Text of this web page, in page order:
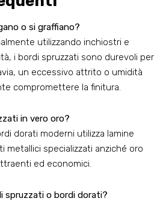
o si graffiano?
utilizzando inchiostri e
i bordi spruzzati sono durevoli per
un eccessivo attrito o umidità
compromettere la finitura.
in vero oro?
dorati moderni utilizza lamine
metallici specializzati anziché oro
ed economici.
spruzzati o bordi dorati?